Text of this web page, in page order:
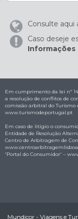
Consulte aqui
Caso deseje
Informações
Em cumprimento da lei nº
a resolução de conflitos de
comissão arbitral do Turismo
www.turismodeportugal.pt
Em caso de litígio o
Entidade de Resolução
Centro de Arbitragem de
'Portal do Consumidor' –
Mundicor - Viagens e